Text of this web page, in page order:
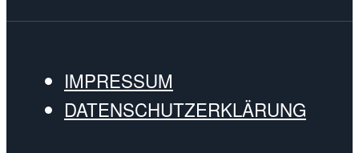
IMPRESSUM
DATENSCHUTZERKLÄRUNG